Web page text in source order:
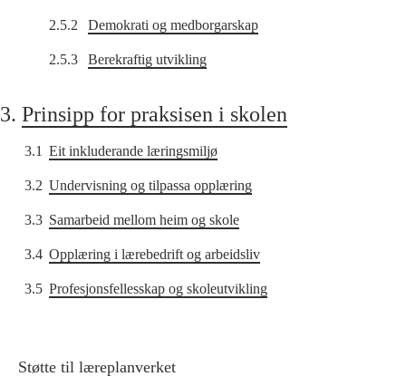
2.5.2 Demokrati og medborgarskap
2.5.3 Berekraftig utvikling
3. Prinsipp for praksisen i skolen
3.1 Eit inkluderande læringsmiljø
3.2 Undervisning og tilpassa opplæring
3.3 Samarbeid mellom heim og skole
3.4 Opplæring i lærebedrift og arbeidsliv
3.5 Profesjonsfellesskap og skoleutvikling
Støtte til læreplanverket